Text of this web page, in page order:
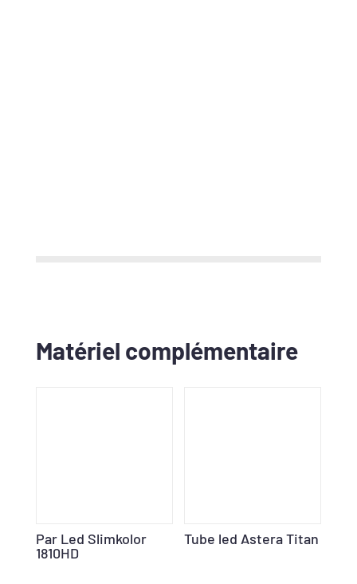
Matériel complémentaire
Par Led Slimkolor
1810HD
Tube led Astera Titan